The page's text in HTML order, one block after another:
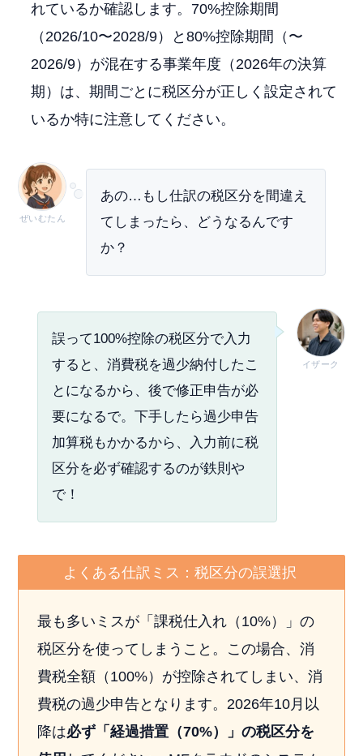
れているか確認します。70%控除期間
（2026/10〜2028/9）と80%控除期間（〜
2026/9）が混在する事業年度（2026年の決算
期）は、期間ごとに税区分が正しく設定されて
いるか特に注意してください。
ぜいむたん
あの…もし仕訳の税区分を間違え
てしまったら、どうなるんです
か？
イザーク
誤って100%控除の税区分で入力
すると、消費税を過少納付したこ
とになるから、後で修正申告が必
要になるで。下手したら過少申告
加算税もかかるから、入力前に税
区分を必ず確認するのが鉄則や
で！
よくある仕訳ミス：税区分の誤選択
最も多いミスが「課税仕入れ（10%）」の
税区分を使ってしまうこと。この場合、消
費税全額（100%）が控除されてしまい、消
費税の過少申告となります。2026年10月以
降は必ず「経過措置（70%）」の税区分を